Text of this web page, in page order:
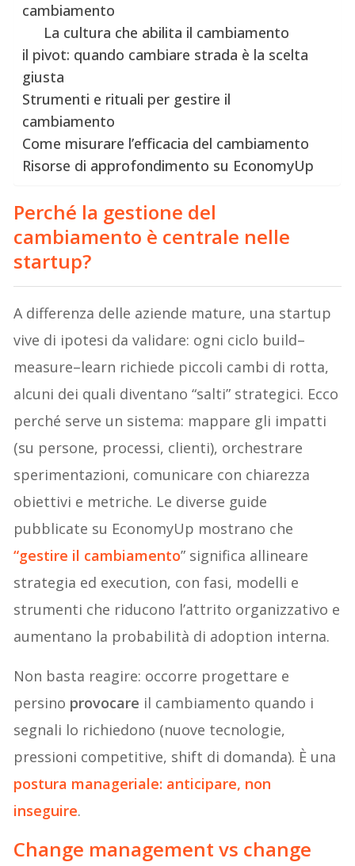
cambiamento
La cultura che abilita il cambiamento
il pivot: quando cambiare strada è la scelta
giusta
Strumenti e rituali per gestire il
cambiamento
Come misurare l’efficacia del cambiamento
Risorse di approfondimento su EconomyUp
Perché la gestione del
cambiamento è centrale nelle
startup?
A differenza delle aziende mature, una startup
vive di ipotesi da validare: ogni ciclo build–
measure–learn richiede piccoli cambi di rotta,
alcuni dei quali diventano “salti” strategici. Ecco
perché serve un sistema: mappare gli impatti
(su persone, processi, clienti), orchestrare
sperimentazioni, comunicare con chiarezza
obiettivi e metriche. Le diverse guide
pubblicate su EconomyUp mostrano che
“gestire il cambiamento” significa allineare
strategia ed execution, con fasi, modelli e
strumenti che riducono l’attrito organizzativo e
aumentano la probabilità di adoption interna.
Non basta reagire: occorre progettare e
persino provocare il cambiamento quando i
segnali lo richiedono (nuove tecnologie,
pressioni competitive, shift di domanda). È una
postura manageriale: anticipare, non
inseguire.
Change management vs change